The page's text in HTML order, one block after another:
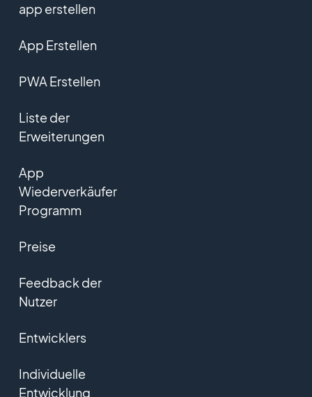
app erstellen
App Erstellen
PWA Erstellen
Liste der
Erweiterungen
App
Wiederverkäufer
Programm
Preise
Feedback der
Nutzer
Entwicklers
Individuelle
Entwicklung